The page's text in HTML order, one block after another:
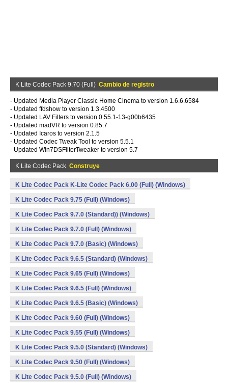
K Lite Codec Pack 9.70 (Full) Cambio de registro
- Updated Media Player Classic Home Cinema to version 1.6.6.6584
- Updated ffdshow to version 1.3.4500
- Updated LAV Filters to version 0.55.1-13-g00b6435
- Updated madVR to version 0.85.7
- Updated Icaros to version 2.1.5
- Updated Codec Tweak Tool to version 5.5.1
- Updated Win7DSFilterTweaker to version 5.7
K Lite Codec Pack Construye
K Lite Codec Pack K-Lite Codec Pack 6.00 (Full) (Windows)
K Lite Codec Pack 9.75 (Full) (Windows)
K Lite Codec Pack 9.7.0 (Standard)) (Windows)
K Lite Codec Pack 9.7.0 (Full) (Windows)
K Lite Codec Pack 9.7.0 (Basic) (Windows)
K Lite Codec Pack 9.6.5 (Standard) (Windows)
K Lite Codec Pack 9.65 (Full) (Windows)
K Lite Codec Pack 9.6.5 (Full) (Windows)
K Lite Codec Pack 9.6.5 (Basic) (Windows)
K Lite Codec Pack 9.60 (Full) (Windows)
K Lite Codec Pack 9.55 (Full) (Windows)
K Lite Codec Pack 9.5.0 (Standard) (Windows)
K Lite Codec Pack 9.50 (Full) (Windows)
K Lite Codec Pack 9.5.0 (Full) (Windows)